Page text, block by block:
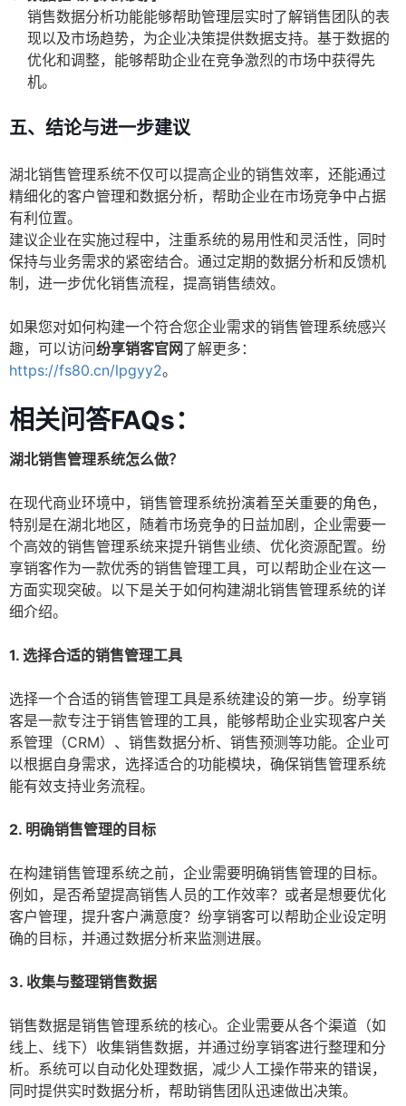
销售数据分析功能能够帮助管理层实时了解销售团队的表
现以及市场趋势，为企业决策提供数据支持。基于数据的
优化和调整，能够帮助企业在竞争激烈的市场中获得先
机。
五、结论与进一步建议
湖北销售管理系统不仅可以提高企业的销售效率，还能通过
精细化的客户管理和数据分析，帮助企业在市场竞争中占据
有利位置。
建议企业在实施过程中，注重系统的易用性和灵活性，同时
保持与业务需求的紧密结合。通过定期的数据分析和反馈机
制，进一步优化销售流程，提高销售绩效。
如果您对如何构建一个符合您企业需求的销售管理系统感兴
趣，可以访问纷享销客官网了解更多：
https://fs80.cn/lpgyy2。
相关问答FAQs：
湖北销售管理系统怎么做？
在现代商业环境中，销售管理系统扮演着至关重要的角色，
特别是在湖北地区，随着市场竞争的日益加剧，企业需要一
个高效的销售管理系统来提升销售业绩、优化资源配置。纷
享销客作为一款优秀的销售管理工具，可以帮助企业在这一
方面实现突破。以下是关于如何构建湖北销售管理系统的详
细介绍。
1. 选择合适的销售管理工具
选择一个合适的销售管理工具是系统建设的第一步。纷享销
客是一款专注于销售管理的工具，能够帮助企业实现客户关
系管理（CRM）、销售数据分析、销售预测等功能。企业可
以根据自身需求，选择适合的功能模块，确保销售管理系统
能有效支持业务流程。
2. 明确销售管理的目标
在构建销售管理系统之前，企业需要明确销售管理的目标。
例如，是否希望提高销售人员的工作效率？或者是想要优化
客户管理，提升客户满意度？纷享销客可以帮助企业设定明
确的目标，并通过数据分析来监测进展。
3. 收集与整理销售数据
销售数据是销售管理系统的核心。企业需要从各个渠道（如
线上、线下）收集销售数据，并通过纷享销客进行整理和分
析。系统可以自动化处理数据，减少人工操作带来的错误，
同时提供实时数据分析，帮助销售团队迅速做出决策。